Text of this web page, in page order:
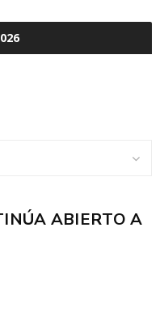
ABIERTO A